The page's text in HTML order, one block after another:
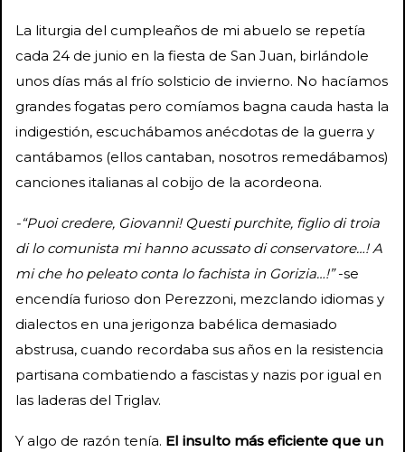
La liturgia del cumpleaños de mi abuelo se repetía
cada 24 de junio en la fiesta de San Juan, birlándole
unos días más al frío solsticio de invierno. No hacíamos
grandes fogatas pero comíamos bagna cauda hasta la
indigestión, escuchábamos anécdotas de la guerra y
cantábamos (ellos cantaban, nosotros remedábamos)
canciones italianas al cobijo de la acordeona.
-“Puoi credere, Giovanni! Questi purchite, figlio di troia
di lo comunista mi hanno acussato di conservatore…! A
mi che ho peleato conta lo fachista in Gorizia…!”-se
encendía furioso don Perezzoni, mezclando idiomas y
dialectos en una jerigonza babélica demasiado
abstrusa, cuando recordaba sus años en la resistencia
partisana combatiendo a fascistas y nazis por igual en
las laderas del Triglav.
Y algo de razón tenía. El insulto más eficiente que un